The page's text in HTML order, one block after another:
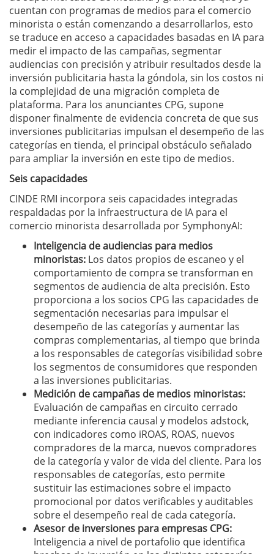
cuentan con programas de medios para el comercio
minorista o están comenzando a desarrollarlos, esto
se traduce en acceso a capacidades basadas en IA para
medir el impacto de las campañas, segmentar
audiencias con precisión y atribuir resultados desde la
inversión publicitaria hasta la góndola, sin los costos ni
la complejidad de una migración completa de
plataforma. Para los anunciantes CPG, supone
disponer finalmente de evidencia concreta de que sus
inversiones publicitarias impulsan el desempeño de las
categorías en tienda, el principal obstáculo señalado
para ampliar la inversión en este tipo de medios.
Seis capacidades
CINDE RMI incorpora seis capacidades integradas
respaldadas por la infraestructura de IA para el
comercio minorista desarrollada por SymphonyAI:
Inteligencia de audiencias para medios
minoristas: Los datos propios de escaneo y el
comportamiento de compra se transforman en
segmentos de audiencia de alta precisión. Esto
proporciona a los socios CPG las capacidades de
segmentación necesarias para impulsar el
desempeño de las categorías y aumentar las
compras complementarias, al tiempo que brinda
a los responsables de categorías visibilidad sobre
los segmentos de consumidores que responden
a las inversiones publicitarias.
Medición de campañas de medios minoristas:
Evaluación de campañas en circuito cerrado
mediante inferencia causal y modelos adstock,
con indicadores como iROAS, ROAS, nuevos
compradores de la marca, nuevos compradores
de la categoría y valor de vida del cliente. Para los
responsables de categorías, esto permite
sustituir las estimaciones sobre el impacto
promocional por datos verificables y auditables
sobre el desempeño real de cada categoría.
Asesor de inversiones para empresas CPG:
Inteligencia a nivel de portafolio que identifica